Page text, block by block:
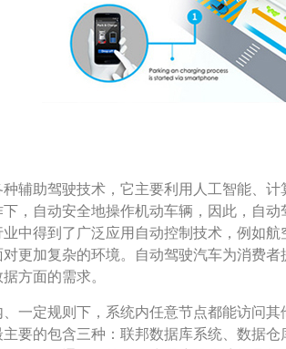
助驾驶技术，它主要利用人工智能、计
，自动安全地操作机动车辆，因此，自
中得到了广泛应用自动控制技术，例如
更加复杂的环境。自动驾驶汽车为消费
方面的需求。
一定规则下，系统内任意节点都能访问
要的包含三种：联邦数据库系统、数据